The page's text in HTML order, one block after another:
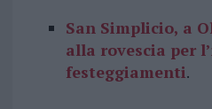
San Simplicio, a
alla rovescia per
festeggiamenti.